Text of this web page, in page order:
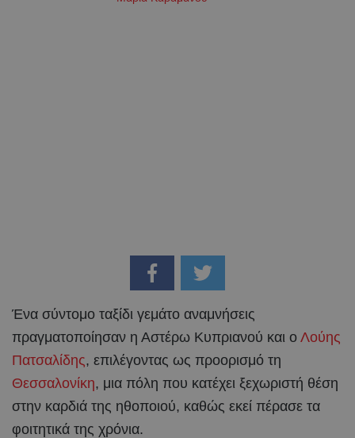
Ένα σύντομο ταξίδι γεμάτο αναμνήσεις
πραγματοποίησαν η Αστέρω Κυπριανού και ο Λούης
Πατσαλίδης, επιλέγοντας ως προορισμό τη
Θεσσαλονίκη, μια πόλη που κατέχει ξεχωριστή θέση
στην καρδιά της ηθοποιού, καθώς εκεί πέρασε τα
φοιτητικά της χρόνια.